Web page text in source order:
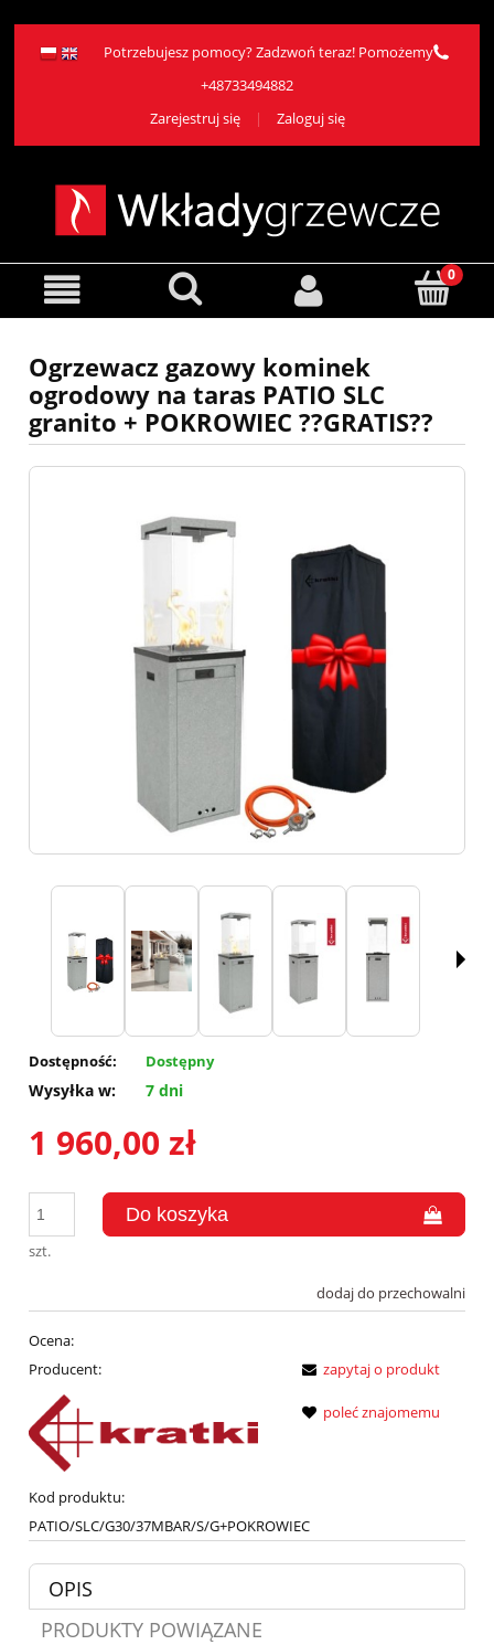
Potrzebujesz pomocy? Zadzwoń teraz! Pomożemy
+48733494882
Zarejestruj się
Zaloguj się
Ogrzewacz gazowy kominek
ogrodowy na taras PATIO SLC
granito + POKROWIEC ??GRATIS??
Dostępność: Dostępny
Wysyłka w: 7 dni
1 960,00 zł
szt.
dodaj do przechowalni
Ocena:
Producent:
Kod produktu:
PATIO/SLC/G30/37MBAR/S/G+POKROWIEC
zapytaj o produkt
poleć znajomemu
OPIS
PRODUKTY POWIĄZANE